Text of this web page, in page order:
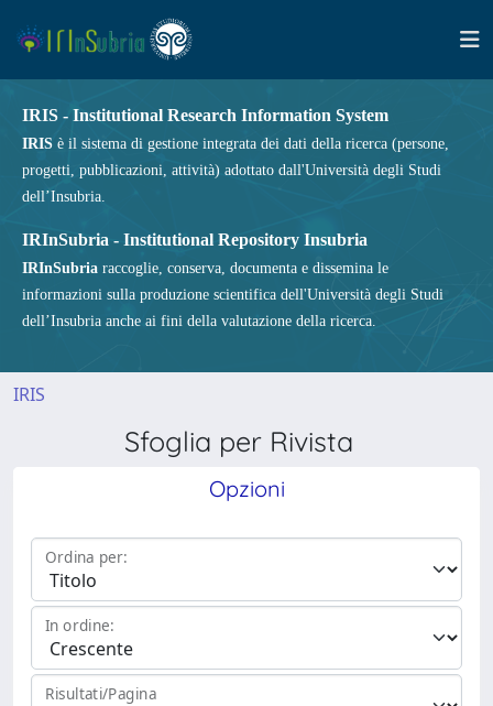
IRIS - Institutional Research Information System
IRIS è il sistema di gestione integrata dei dati della ricerca (persone,
progetti, pubblicazioni, attività) adottato dall'Università degli Studi
dell’Insubria.
IRInSubria - Institutional Repository Insubria
IRInSubria raccoglie, conserva, documenta e dissemina le
informazioni sulla produzione scientifica dell'Università degli Studi
dell’Insubria anche ai fini della valutazione della ricerca.
IRIS
Sfoglia per Rivista
Opzioni
Ordina per:
In ordine:
Risultati/Pagina